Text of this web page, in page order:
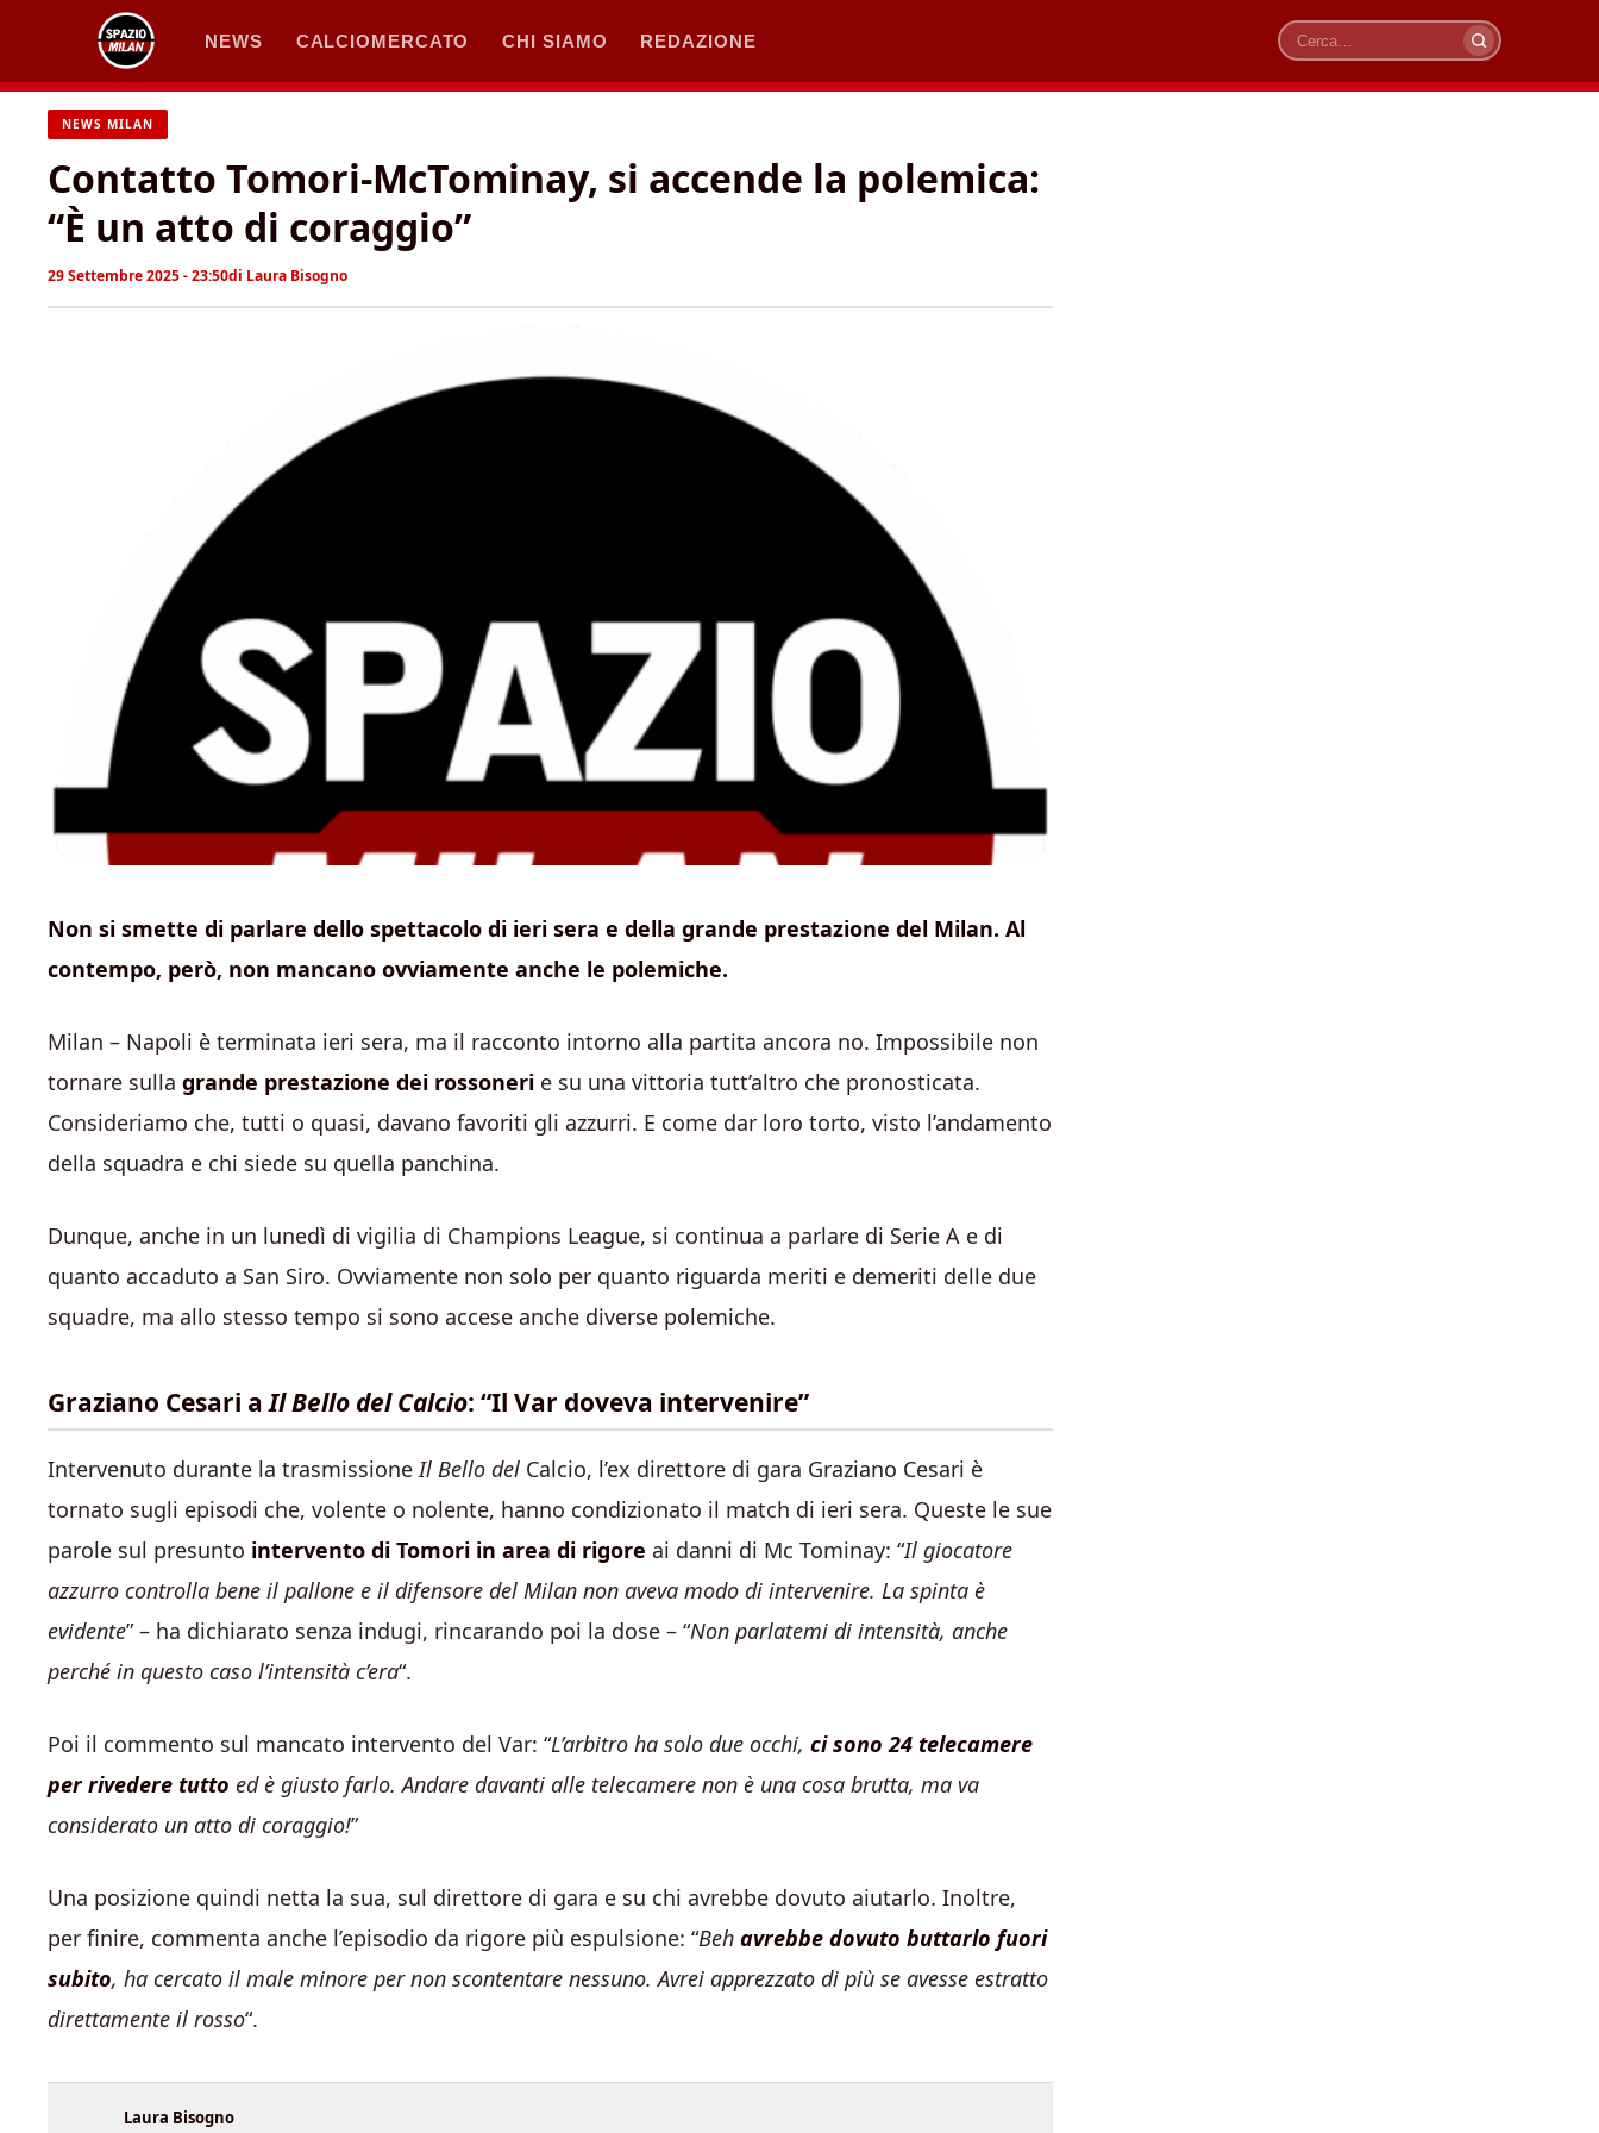
contenuto
NEWS CALCIOMERCATO CHI SIAMO REDAZIONE
Cerca
NEWS MILAN
Contatto Tomori-McTominay, si accende la polemica:
“È un atto di coraggio”
29 Settembre 2025 - 23:50di Laura Bisogno
Non si smette di parlare dello spettacolo di ieri sera e della grande prestazione del Milan. Al
contempo, però, non mancano ovviamente anche le polemiche.
Milan – Napoli è terminata ieri sera, ma il racconto intorno alla partita ancora no. Impossibile non
tornare sulla grande prestazione dei rossoneri e su una vittoria tutt’altro che pronosticata.
Consideriamo che, tutti o quasi, davano favoriti gli azzurri. E come dar loro torto, visto l’andamento
della squadra e chi siede su quella panchina.
Dunque, anche in un lunedì di vigilia di Champions League, si continua a parlare di Serie A e di
quanto accaduto a San Siro. Ovviamente non solo per quanto riguarda meriti e demeriti delle due
squadre, ma allo stesso tempo si sono accese anche diverse polemiche.
Graziano Cesari aIl Bello del Calcio: “Il Var doveva intervenire”
Intervenuto durante la trasmissioneIl Bello del Calcio, l’ex direttore di gara Graziano Cesari è
tornato sugli episodi che, volente o nolente, hanno condizionato il match di ieri sera. Queste le sue
parole sul presunto intervento di Tomori in area di rigore ai danni di Mc Tominay: “Il giocatore
azzurro controlla bene il pallone e il difensore del Milan non aveva modo di intervenire. La spinta è
evidente” – ha dichiarato senza indugi, rincarando poi la dose – “Non parlatemi di intensità, anche
perché in questo caso l’intensità c’era“.
Poi il commento sul mancato intervento del Var: “L’arbitro ha solo due occhi, ci sono 24 telecamere
per rivedere tutto ed è giusto farlo. Andare davanti alle telecamere non è una cosa brutta, ma va
considerato un atto di coraggio!”
Una posizione quindi netta la sua, sul direttore di gara e su chi avrebbe dovuto aiutarlo. Inoltre,
per finire, commenta anche l’episodio da rigore più espulsione: “Beh avrebbe dovuto buttarlo fuori
subito, ha cercato il male minore per non scontentare nessuno. Avrei apprezzato di più se avesse estratto
direttamente il rosso“.
Laura Bisogno